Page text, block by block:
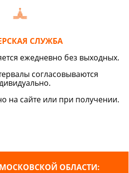
СЛУЖБА
ежедневно без выходных.
согласовываются
на сайте или при получении.
ОБЛАСТИ: